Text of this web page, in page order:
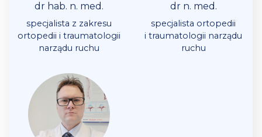
dr hab. n. med.
specjalista z zakresu
ortopedii i traumatologii
narządu ruchu
dr n. med.
specjalista ortopedii
i traumatologii narządu
ruchu